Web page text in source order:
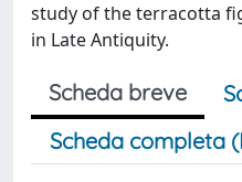
study of the terracotta
in Late Antiquity.
Scheda breve
Scheda completa